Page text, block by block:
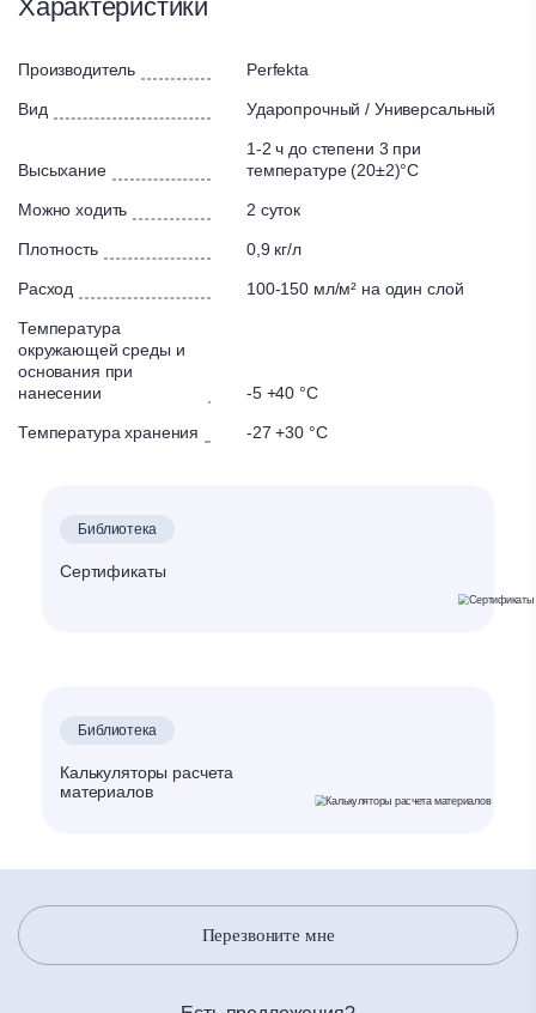
долговечное водо-, грязеотталкивающее прочное
кирпич, бетон от агрессивного воздействия
атмосферных воздействий, перепадов температур,
солевого налета, коррозии. Создает на поверхности
прозрачную эластичную пленку с высокими
декоративными свойствами, сохраняет естественный
«мокрого камня».
Основания: ангидритное; бетон; блоки керамзитные;
блоки керамические пустотелые; блоки на пористых
заполнителях; гипсовое; камень искусственный; камень
натуральный; кирпич; кирпич керамический; кирпич
клинкерный; кирпич облицовочный; кирпич рядовой;
кирпич силикатный; цементно-известковое; ЦПС;
шпаклевка цементная; шпаклевки цементные;
Характеристики
Производитель Perfekta
Вид Ударопрочный / Универсальный
Высыхание
1-2 ч до степени 3 при
температуре (20±2)°С
Можно ходить 2 суток
Плотность 0,9 кг/л
Расход 100-150 мл/м² на один слой
Температура
окружающей среды и
основания при
нанесении
-5 +40 °C
Температура хранения -27 +30 °C
Библиотека
Сертификаты
Библиотека
Калькуляторы расчета
материалов
Перезвоните мне